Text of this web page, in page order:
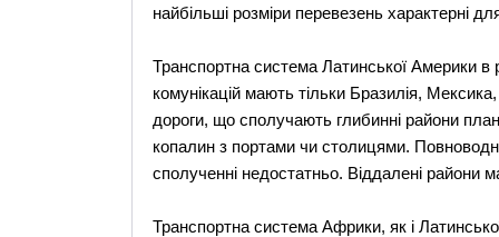
найбільші розміри перевезень характерні
Транспортна система Латинської Америки в
комунікацій мають тільки Бразилія,
дороги, що сполучають глибинні райони
копалин з портами чи столицями.
сполученні недостатньо. Віддалені райони
Транспортна система Африки, як і